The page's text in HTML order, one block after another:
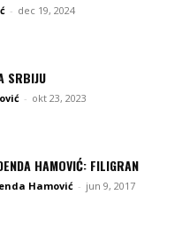
- dec 19, 2024
SRBIJU
- okt 23, 2023
HAMOVIĆ: FILIGRAN
Hamović - jun 9, 2017